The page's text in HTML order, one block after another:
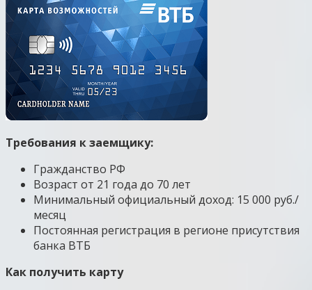
Требования к заемщику:
Гражданство РФ
Возраст от 21 года до 70 лет
Минимальный официальный доход: 15 000 руб./
месяц
Постоянная регистрация в регионе присутствия
банка ВТБ
Как получить карту